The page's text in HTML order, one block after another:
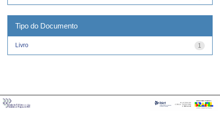
Tipo do Documento
1
Livro